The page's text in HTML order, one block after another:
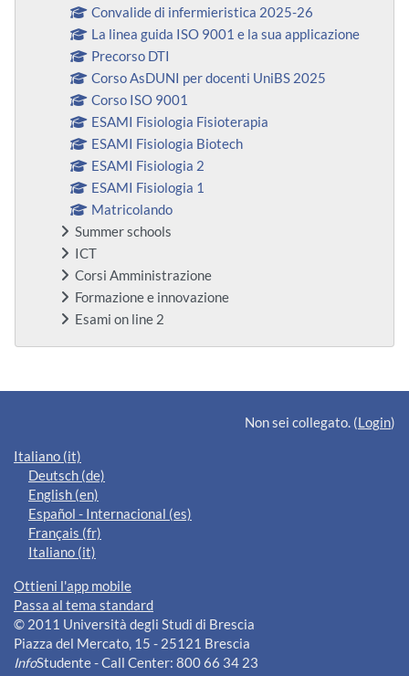
Convalide di infermieristica 2025-26
La linea guida ISO 9001 e la sua applicazione
Precorso DTI
Corso AsDUNI per docenti UniBS 2025
Corso ISO 9001
ESAMI Fisiologia Fisioterapia
ESAMI Fisiologia Biotech
ESAMI Fisiologia 2
ESAMI Fisiologia 1
Matricolando
Summer schools
ICT
Corsi Amministrazione
Formazione e innovazione
Esami on line 2
Blocchi supplementari
Non sei collegato. (Login)
Italiano ‎(it)‎
Deutsch ‎(de)‎
English ‎(en)‎
Español - Internacional ‎(es)‎
Français ‎(fr)‎
Italiano ‎(it)‎
Ottieni l'app mobile
Passa al tema standard
© 2011 Università degli Studi di Brescia
Piazza del Mercato, 15 - 25121 Brescia
InfoStudente - Call Center: 800 66 34 23